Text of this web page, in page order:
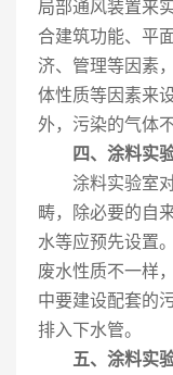
局部通风装置来
合建筑功能、平
济、管理等因素
体性质等因素来
外，污染的气体
四、涂料实
涂料实验室
畴，除必要的自
水等应预先设置
废水性质不一样
中要建设配套的
排入下水管。
五、涂料实